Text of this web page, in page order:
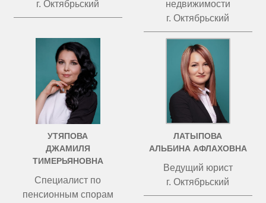
г. Октябрьский
недвижимости
г. Октябрьский
УТЯПОВА
ДЖАМИЛЯ
ТИМЕРЬЯНОВНА
Специалист по
пенсионным спорам
ЛАТЫПОВА
АЛЬБИНА АФЛАХОВНА
Ведущий юрист
г. Октябрьский